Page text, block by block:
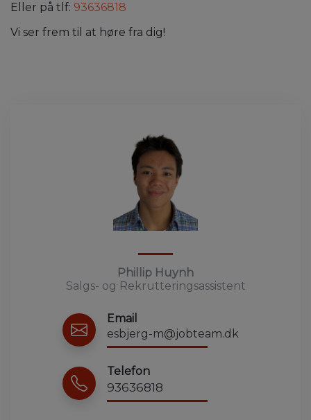
Eller på tlf: 93636818
Vi ser frem til at høre fra dig!
Phillip Huynh
Salgs- og Rekrutteringsassistent
Email
esbjerg-m@jobteam.dk
Telefon
93636818